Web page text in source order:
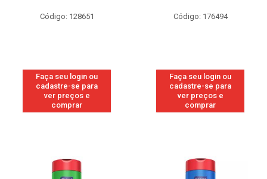
Código: 128651
Faça seu login ou
cadastre-se para
ver preços e
comprar
Código: 176494
Faça seu login ou
cadastre-se para
ver preços e
comprar